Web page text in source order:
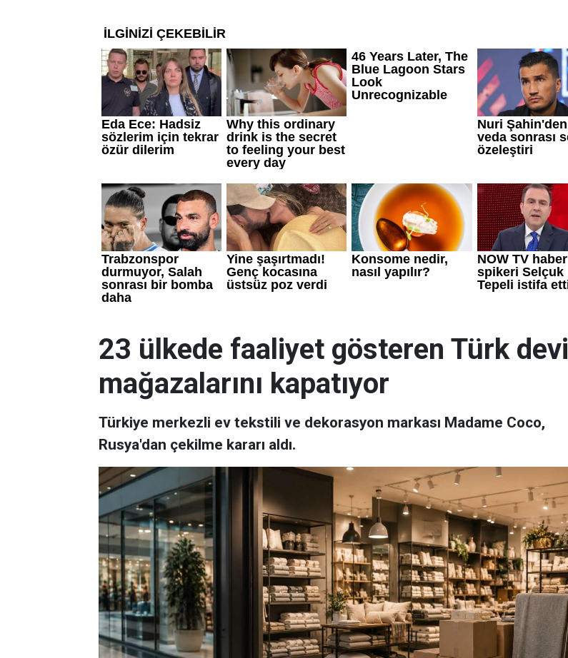
23 ülkede faaliyet gösteren Türk devi
mağazalarını kapatıyor
Türkiye merkezli ev tekstili ve dekorasyon markası Madame Coco,
Rusya'dan çekilme kararı aldı.